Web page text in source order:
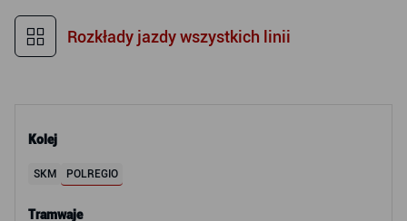
Kolej
SKM POLREGIO
Tramwaje
Rozkłady jazdy wszystkich linii